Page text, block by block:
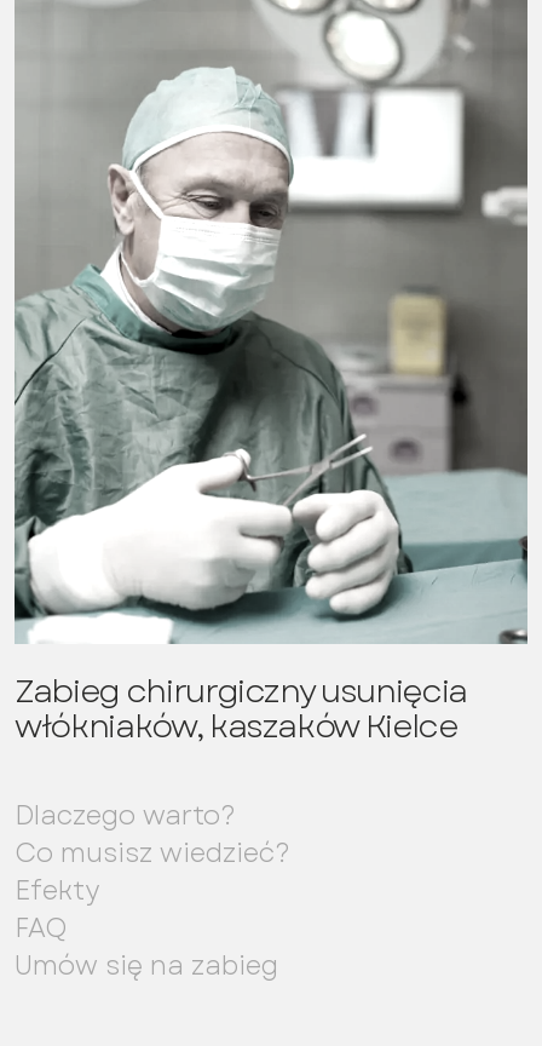
Zabieg chirurgiczny usunięcia
włókniaków, kaszaków Kielce
Dlaczego warto?
Co musisz wiedzieć?
Efekty
FAQ
Umów się na zabieg